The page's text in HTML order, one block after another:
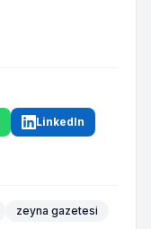
LinkedIn
zeyna gazetesi